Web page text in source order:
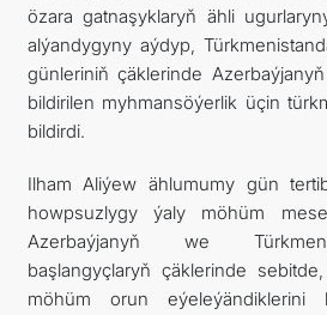
özara gatnaşyklaryň ähli
alýandygyny aýdyp,
günleriniň çäklerinde
bildirilen myhmansöýerlik üçin
bildirdi.
Ilham Aliýew ählumumy gün
howpsuzlygy ýaly möhüm
Azerbaýjanyň we
başlangyçlaryň çäklerinde
möhüm orun